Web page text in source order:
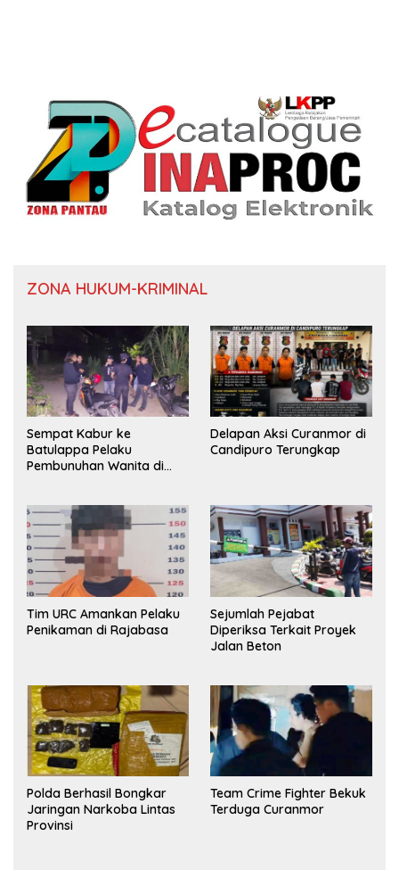
ZONA HUKUM-KRIMINAL
Sempat Kabur ke
Batulappa Pelaku
Pembunuhan Wanita di
Delapan Aksi Curanmor di
Candipuro Terungkap
Tim URC Amankan Pelaku
Penikaman di Rajabasa
Sejumlah Pejabat
Diperiksa Terkait Proyek
Jalan Beton
Polda Berhasil Bongkar
Jaringan Narkoba Lintas
Provinsi
Team Crime Fighter Bekuk
Terduga Curanmor